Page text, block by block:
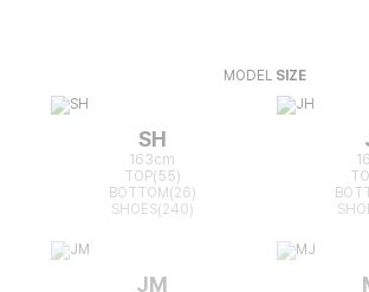
MODEL SIZE
SH
163cm
TOP(55)
BOTTOM(26)
SHOES(240)
JM